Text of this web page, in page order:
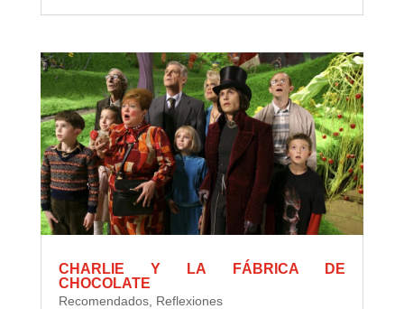
CHARLIE Y LA FÁBRICA DE
CHOCOLATE
Recomendados, Reflexiones